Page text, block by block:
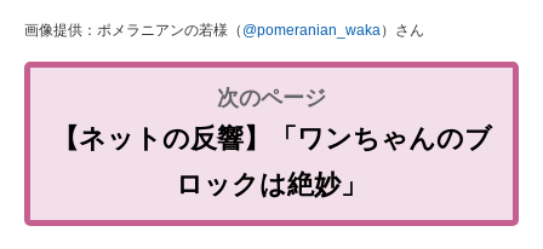
画像提供：ポメラニアンの若様（ @pomeranian_waka）さん
【ネットの反響】「ワンちゃんのブ
ロックは絶妙」